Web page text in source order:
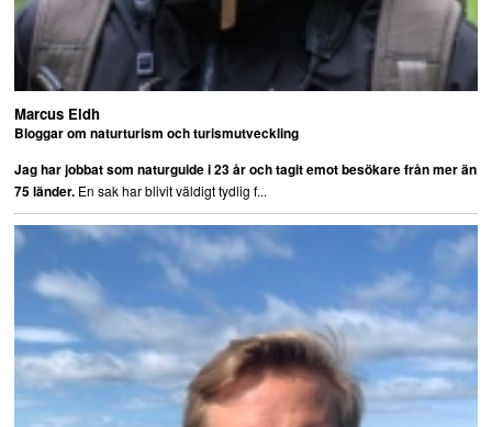
Marcus Eldh
Bloggar om naturturism och turismutveckling
Jag har jobbat som naturguide i 23 år och tagit emot besökare från mer än
75 länder.En sak har blivit väldigt tydlig f...